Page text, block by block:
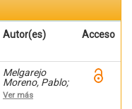
Autor(es) Acceso
Melgarejo
Moreno, Pablo;
Martinez
Nicolas, Juan
Ver más